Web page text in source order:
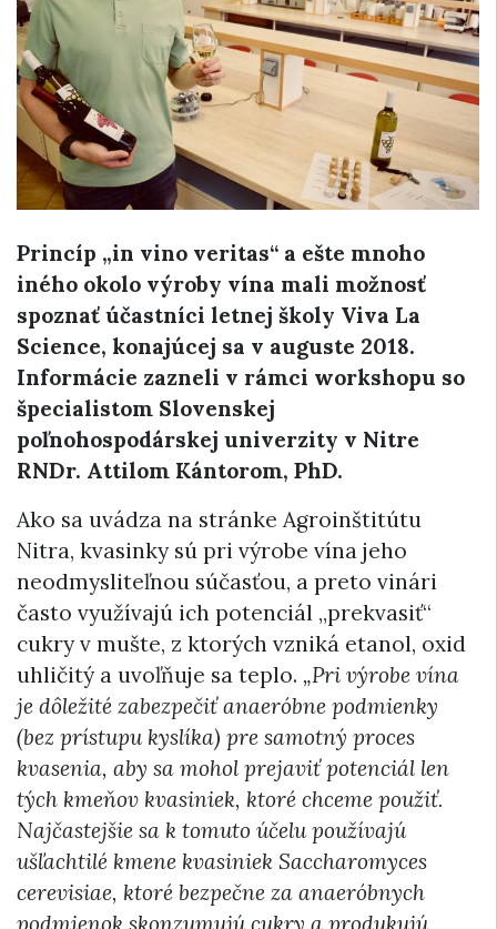
Princíp „in vino veritas“ a ešte mnoho
iného okolo výroby vína mali možnosť
spoznať účastníci letnej školy Viva La
Science, konajúcej sa v auguste 2018.
Informácie zazneli v rámci workshopu so
špecialistom Slovenskej
poľnohospodárskej univerzity v Nitre
RNDr. Attilom Kántorom, PhD.
Ako sa uvádza na stránke Agroinštitútu
Nitra, kvasinky sú pri výrobe vína jeho
neodmysliteľnou súčasťou, a preto vinári
často využívajú ich potenciál „prekvasiť“
cukry v mušte, z ktorých vzniká etanol, oxid
uhličitý a uvoľňuje sa teplo. „Pri výrobe vína
je dôležité zabezpečiť anaeróbne podmienky
(bez prístupu kyslíka) pre samotný proces
kvasenia, aby sa mohol prejaviť potenciál len
tých kmeňov kvasiniek, ktoré chceme použiť.
Najčastejšie sa k tomuto účelu používajú
ušľachtilé kmene kvasiniek Saccharomyces
cerevisiae, ktoré bezpečne za anaeróbnych
podmienok skonzumujú cukry a produkujú